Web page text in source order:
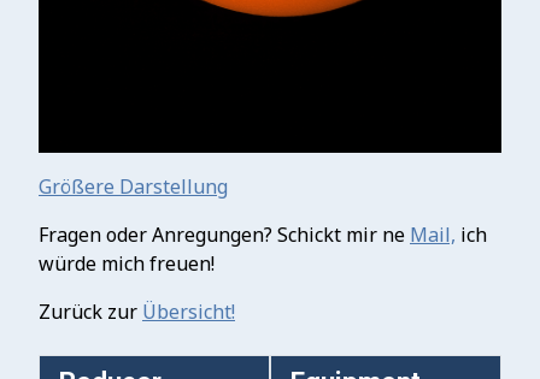
Größere Darstellung
Fragen oder Anregungen? Schickt mir ne Mail, ich
würde mich freuen!
Zurück zur Übersicht!